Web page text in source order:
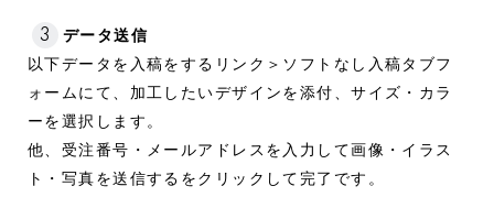
3
データ送信
以下データを入稿をするリンク＞ソフトなし入稿タブフ
ォームにて、加工したいデザインを添付、サイズ・カラ
ーを選択します。
他、受注番号・メールアドレスを入力して画像・イラス
ト・写真を送信するをクリックして完了です。